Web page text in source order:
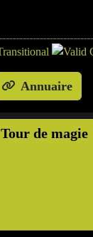
Annuaire
Tour de magie